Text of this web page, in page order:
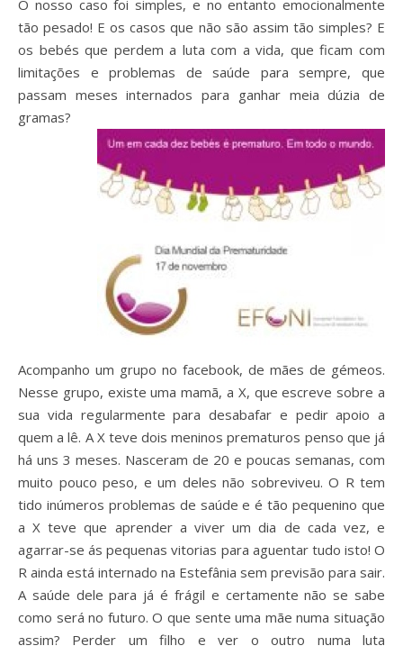
O nosso caso foi simples, e no entanto emocionalmente
tão pesado! E os casos que não são assim tão simples? E
os bebés que perdem a luta com a vida, que ficam com
limitações e problemas de saúde para sempre, que
passam meses internados para ganhar meia dúzia de
gramas?
Acompanho um grupo no facebook, de mães de gémeos.
Nesse grupo, existe uma mamã, a X, que escreve sobre a
sua vida regularmente para desabafar e pedir apoio a
quem a lê. A X teve dois meninos prematuros penso que já
há uns 3 meses. Nasceram de 20 e poucas semanas, com
muito pouco peso, e um deles não sobreviveu. O R tem
tido inúmeros problemas de saúde e é tão pequenino que
a X teve que aprender a viver um dia de cada vez, e
agarrar-se ás pequenas vitorias para aguentar tudo isto! O
R ainda está internado na Estefânia sem previsão para sair.
A saúde dele para já é frágil e certamente não se sabe
como será no futuro. O que sente uma mãe numa situação
assim? Perder um filho e ver o outro numa luta